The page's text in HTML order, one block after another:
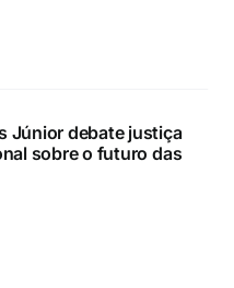
Júnior debate justiça
sobre o futuro das